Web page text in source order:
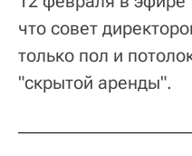
что совет
только пол и
"скрытой аренды".